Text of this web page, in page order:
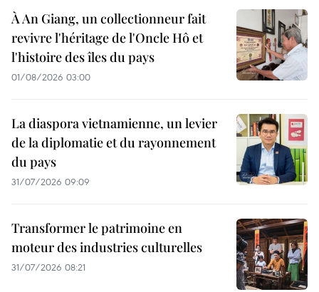
À An Giang, un collectionneur fait
revivre l'héritage de l'Oncle Hô et
l'histoire des îles du pays
01/08/2026 03:00
La diaspora vietnamienne, un levier
de la diplomatie et du rayonnement
du pays
31/07/2026 09:09
Transformer le patrimoine en
moteur des industries culturelles
31/07/2026 08:21